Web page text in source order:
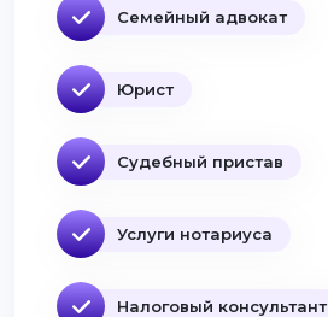
Семейный адвокат
Юрист
Судебный пристав
Услуги нотариуса
Налоговый консультант